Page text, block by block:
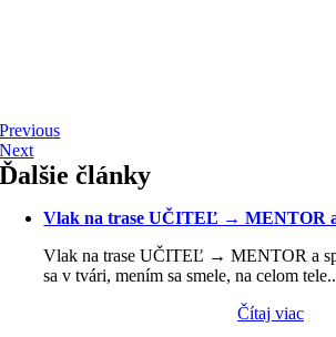
Previous
Next
Ďalšie články
Vlak na trase UČITEĽ → MENTOR
Vlak na trase UČITEĽ → MENTOR a
sa v tvári, mením sa smele, na celom
Čítaj viac